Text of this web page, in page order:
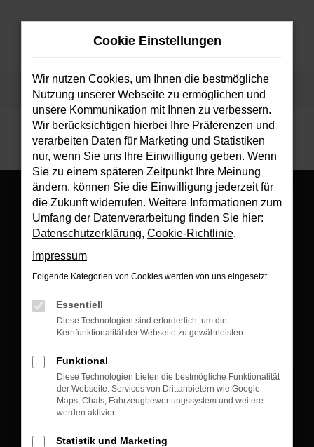
Zum
Startseite Fahrzeugsuche
können Daten an Dritte weitergegeben werden. Wenn Sie damit
einverstanden sind, klicken Sie bitte auf "Bestätigen".
KONTAKT
Münchner Straße 105
83607 Holzkirchen
Cookie Einstellungen
Wir nutzen Cookies, um Ihnen die bestmögliche
Nutzung unserer Webseite zu ermöglichen und
unsere Kommunikation mit Ihnen zu verbessern.
Wir berücksichtigen hierbei Ihre Präferenzen und
verarbeiten Daten für Marketing und Statistiken
nur, wenn Sie uns Ihre Einwilligung geben. Wenn
Sie zu einem späteren Zeitpunkt Ihre Meinung
ändern, können Sie die Einwilligung jederzeit für
die Zukunft widerrufen. Weitere Informationen zum
Umfang der Datenverarbeitung finden Sie hier:
Datenschutzerklärung, Cookie-Richtlinie.
Impressum
Folgende Kategorien von Cookies werden von uns eingesetzt:
Essentiell
Diese Technologien sind erforderlich, um die
Kernfunktionalität der Webseite zu gewährleisten.
Funktional
Diese Technologien bieten die bestmögliche Funktionalität
der Webseite. Services von Drittanbietern wie Google
Maps, Chats, Fahrzeugbewertungssystem und weitere
werden aktiviert.
Statistik und Marketing